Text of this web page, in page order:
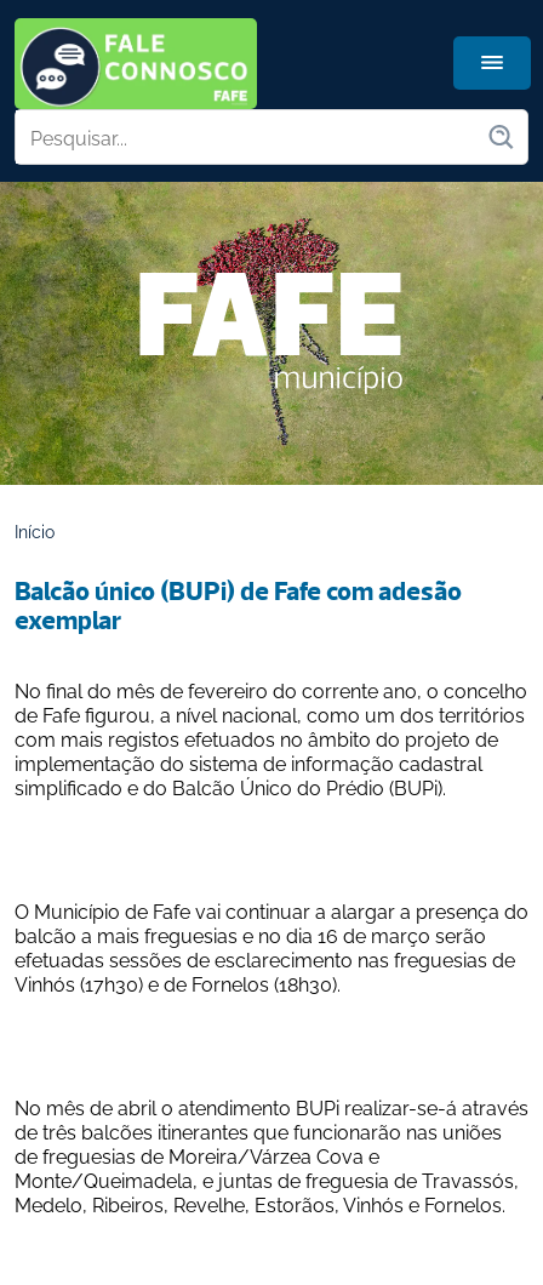
Início
Balcão único (BUPi) de Fafe com adesão
exemplar
No final do mês de fevereiro do corrente ano, o concelho
de Fafe figurou, a nível nacional, como um dos territórios
com mais registos efetuados no âmbito do projeto de
implementação do sistema de informação cadastral
simplificado e do Balcão Único do Prédio (BUPi).
O Município de Fafe vai continuar a alargar a presença do
balcão a mais freguesias e no dia 16 de março serão
efetuadas sessões de esclarecimento nas freguesias de
Vinhós (17h30) e de Fornelos (18h30).
No mês de abril o atendimento BUPi realizar-se-á através
de três balcões itinerantes que funcionarão nas uniões
de freguesias de Moreira/Várzea Cova e
Monte/Queimadela, e juntas de freguesia de Travassós,
Medelo, Ribeiros, Revelhe, Estorãos, Vinhós e Fornelos.